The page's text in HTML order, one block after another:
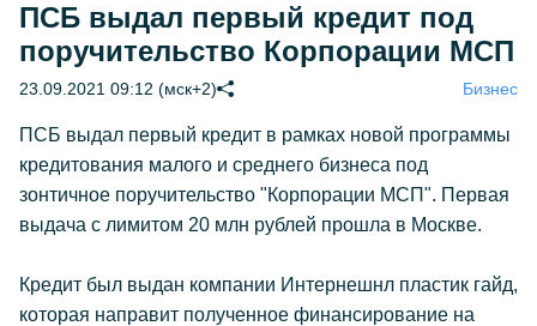
ПСБ выдал первый кредит под
поручительство Корпорации МСП
23.09.2021 09:12 (мск+2) Бизнес
ПСБ выдал первый кредит в рамках новой программы
кредитования малого и среднего бизнеса под
зонтичное поручительство "Корпорации МСП". Первая
выдача с лимитом 20 млн рублей прошла в Москве.
Кредит был выдан компании Интернешнл пластик гайд,
которая направит полученное финансирование на